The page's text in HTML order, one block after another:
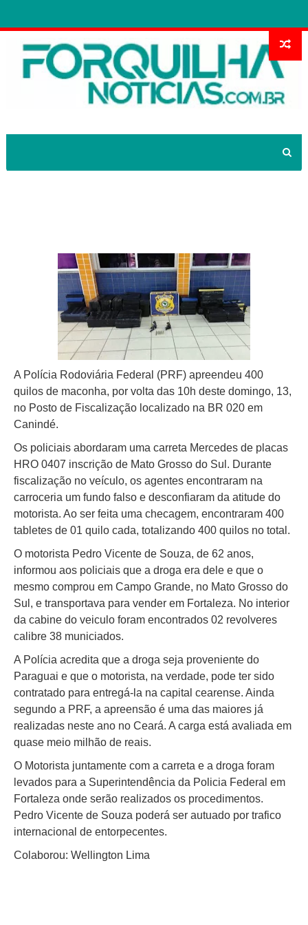
A Polícia Rodoviária Federal (PRF) apreendeu 400
quilos de maconha, por volta das 10h deste domingo, 13,
no Posto de Fiscalização localizado na BR 020 em
Canindé.
Os policiais abordaram uma carreta Mercedes de placas
HRO 0407 inscrição de Mato Grosso do Sul. Durante
fiscalização no veículo, os agentes encontraram na
carroceria um fundo falso e desconfiaram da atitude do
motorista. Ao ser feita uma checagem, encontraram 400
tabletes de 01 quilo cada, totalizando 400 quilos no total.
O motorista Pedro Vicente de Souza, de 62 anos,
informou aos policiais que a droga era dele e que o
mesmo comprou em Campo Grande, no Mato Grosso do
Sul, e transportava para vender em Fortaleza. No interior
da cabine do veiculo foram encontrados 02 revolveres
calibre 38 municiados.
A Polícia acredita que a droga seja proveniente do
Paraguai e que o motorista, na verdade, pode ter sido
contratado para entregá-la na capital cearense. Ainda
segundo a PRF, a apreensão é uma das maiores já
realizadas neste ano no Ceará. A carga está avaliada em
quase meio milhão de reais.
O Motorista juntamente com a carreta e a droga foram
levados para a Superintendência da Policia Federal em
Fortaleza onde serão realizados os procedimentos.
Pedro Vicente de Souza poderá ser autuado por trafico
internacional de entorpecentes.
Colaborou: Wellington Lima